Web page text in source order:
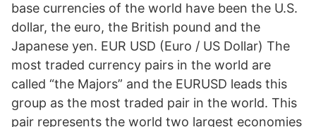
base currencies of the world have been the U.S.
dollar, the euro, the British pound and the
Japanese yen. EUR USD (Euro / US Dollar) The
most traded currency pairs in the world are
called “the Majors” and the EURUSD leads this
group as the most traded pair in the world. This
pair represents the world two largest economies